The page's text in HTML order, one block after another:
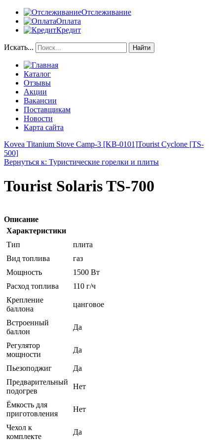
Отслеживание
Оплата
Кредит
Искать... Найти
Каталог
Отзывы
Акции
Вакансии
Поставщикам
Новости
Карта сайта
Kovea Titanium Stove Camp-3 [KB-0101]Tourist Cyclone [TS-
500]
Вернуться к: Туристические горелки и плиты
Tourist Solaris TS-700
Описание
Характеристики
Тип
плита
Вид топлива
газ
Мощность
1500 Вт
Расход топлива
110 г/ч
Крепление
баллона
цанговое
Встроенный
баллон
Да
Регулятор
мощности
Да
Пьезоподжиг
Да
Предварительный
подогрев
Нет
Ёмкость для
приготовления
Нет
Чехол к
комплекте
Да